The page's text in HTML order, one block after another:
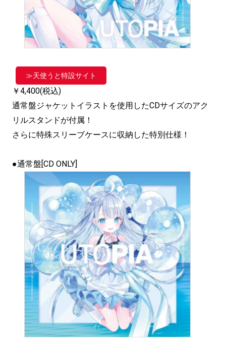
≫天使うと特設サイト
￥4,400(税込)
通常盤ジャケットイラストを使用したCDサイズのアク
リルスタンドが付属！
さらに特殊スリーブケースに収納した特別仕様！
●通常盤[CD ONLY]